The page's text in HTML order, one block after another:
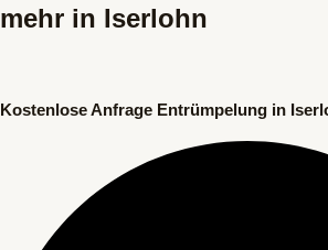
mehr in Iserlohn
Kostenlose Anfrage Entrümpelung in